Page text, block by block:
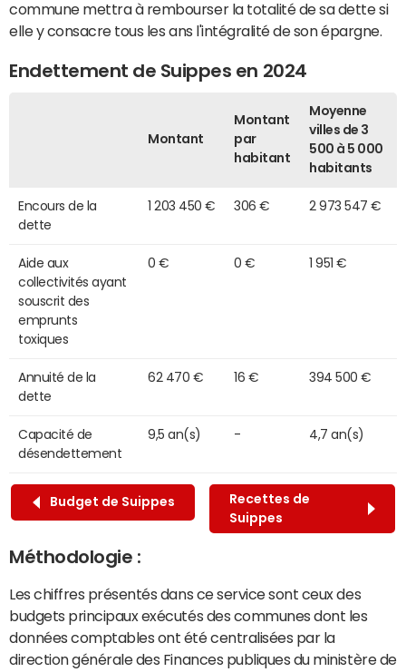
commune mettra à rembourser la totalité de sa dette si
elle y consacre tous les ans l'intégralité de son épargne.
Endettement de Suippes en 2024
Montant
Montant
par
habitant
Moyenne
villes de 3
500 à 5 000
habitants
Encours de la
dette
1 203 450 € 306 € 2 973 547 €
Aide aux
collectivités ayant
souscrit des
emprunts
toxiques
0 € 0 € 1 951 €
Annuité de la
dette
62 470 € 16 € 394 500 €
Capacité de
désendettement
9,5 an(s) - 4,7 an(s)
Budget de Suippes
Recettes de
Suippes
Méthodologie :
Les chiffres présentés dans ce service sont ceux des
budgets principaux exécutés des communes dont les
données comptables ont été centralisées par la
direction générale des Finances publiques du ministère de